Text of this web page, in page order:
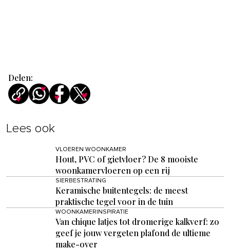
Delen:
Lees ook
VLOEREN WOONKAMER
Hout, PVC of gietvloer? De 8 mooiste
woonkamervloeren op een rij
SIERBESTRATING
Keramische buitentegels: de meest
praktische tegel voor in de tuin
WOONKAMERINSPIRATIE
Van chique latjes tot dromerige kalkverf: zo
geef je jouw vergeten plafond de ultieme
make-over